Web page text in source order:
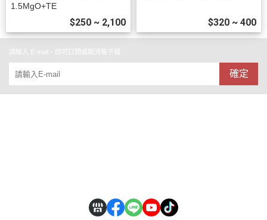
1.5MgO+TE
$250 ~ 2,100 $320 ~ 400
請輸入 E-mail，即可訂閱或取消電子報
確定